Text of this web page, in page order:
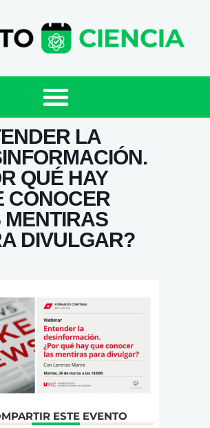
LA
QUÉ HAY
CONOCER
MENTIRAS
DIVULGAR?
ESTE EVENTO